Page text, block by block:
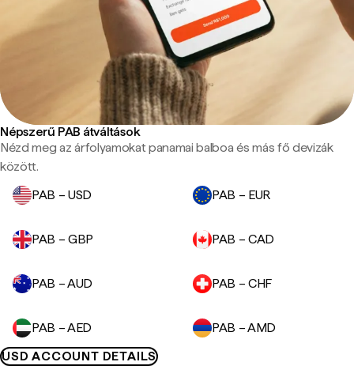
Népszerű PAB átváltások
Nézd meg az árfolyamokat panamai balboa és más fő devizák
között.
PAB – USD
PAB – EUR
PAB – GBP PAB – CAD
PAB – AUD PAB – CHF
PAB – AED
PAB – AMD
USD ACCOUNT DETAILS